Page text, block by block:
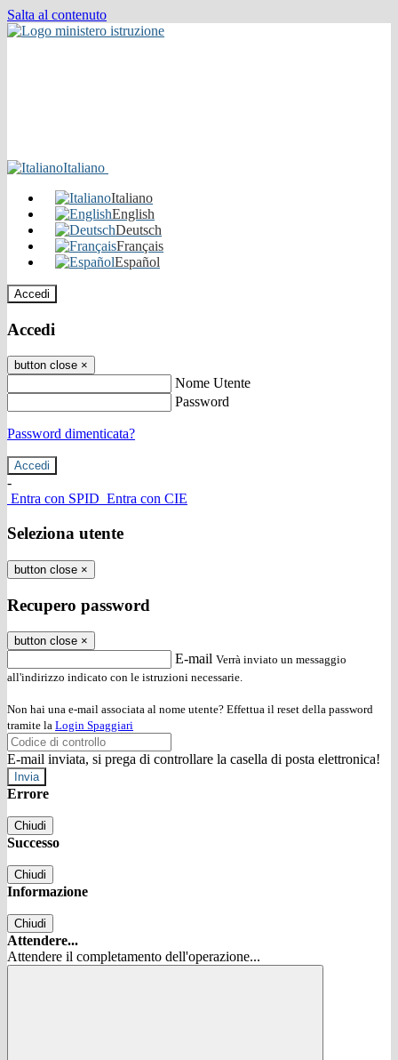
Salta al contenuto
Italiano
Italiano
English
Deutsch
Français
Español
Accedi
Accedi
button close ×
Nome Utente
Password
Password dimenticata?
-
Entra con SPID Entra con CIE
Seleziona utente
button close ×
Recupero password
button close ×
E-mail Verrà inviato un messaggio
all'indirizzo indicato con le istruzioni necessarie.
Non hai una e-mail associata al nome utente? Effettua il reset della password
tramite la Login Spaggiari
E-mail inviata, si prega di controllare la casella di posta elettronica!
Errore
Chiudi
Successo
Chiudi
Informazione
Chiudi
Attendere...
Attendere il completamento dell'operazione...